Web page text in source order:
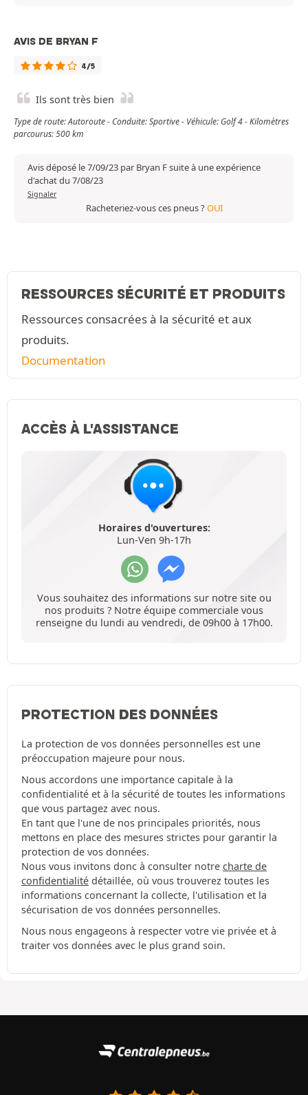
AVIS DE BRYAN F
4/5
Ils sont très bien
Type de route: Autoroute - Conduite: Sportive - Véhicule: Golf 4 - Kilomètres
parcourus: 500 km
Avis déposé le 7/09/23 par Bryan F suite à une expérience
d'achat du 7/08/23
Signaler
Racheteriez-vous ces pneus ?OUI
RESSOURCES SÉCURITÉ ET PRODUITS
Ressources consacrées à la sécurité et aux
produits.
Documentation
ACCÈS À L'ASSISTANCE
Horaires d'ouvertures:
Lun-Ven 9h-17h
Vous souhaitez des informations sur notre site ou
nos produits ? Notre équipe commerciale vous
renseigne du lundi au vendredi, de 09h00 à 17h00.
PROTECTION DES DONNÉES
La protection de vos données personnelles est une
préoccupation majeure pour nous.
Nous accordons une importance capitale à la
confidentialité et à la sécurité de toutes les informations
que vous partagez avec nous.
En tant que l'une de nos principales priorités, nous
mettons en place des mesures strictes pour garantir la
protection de vos données.
Nous vous invitons donc à consulter notre charte de
confidentialité détaillée, où vous trouverez toutes les
informations concernant la collecte, l'utilisation et la
sécurisation de vos données personnelles.
Nous nous engageons à respecter votre vie privée et à
traiter vos données avec le plus grand soin.